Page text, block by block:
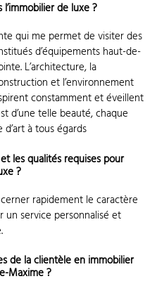
l’immobilier de luxe ?
qui me permet de visiter des
d’équipements haut-de-
L’architecture, la
et l’environnement
constamment et éveillent
d’une telle beauté, chaque
à tous égards
les qualités requises pour
?
rapidement le caractère
un service personnalisé et
de la clientèle en immobilier
Maxime ?